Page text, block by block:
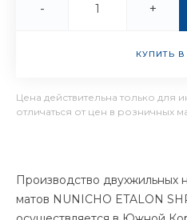
- +
КУПИТЬ В
Цена действительна только для
отличаться от цен в розничных
Производство двухжильных
матов NUNICHO ETALON